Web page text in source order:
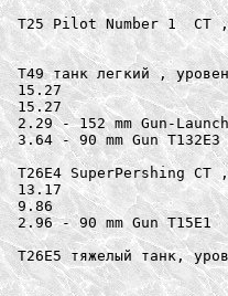
T25 Pilot Number 1  СТ ,
T49 танк легкий ,
15.27
15.27
2.29 - 152 mm Gun-
3.64 - 90 mm Gun T132E3
T26E4 SuperPershing СТ
13.17
9.86
2.96 - 90 mm Gun T15E1
T26E5 тяжелый танк,